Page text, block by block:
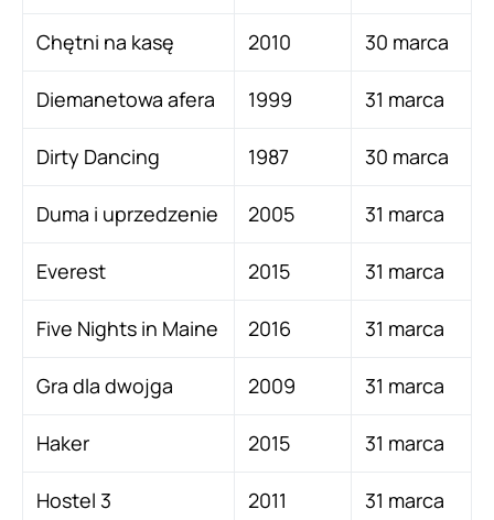
Chętni na kasę 2010 30 marca
Diemanetowa afera 1999 31 marca
Dirty Dancing 1987 30 marca
Duma i uprzedzenie 2005 31 marca
Everest 2015 31 marca
Five Nights in Maine 2016 31 marca
Gra dla dwojga 2009 31 marca
Haker 2015 31 marca
Hostel 3 2011 31 marca